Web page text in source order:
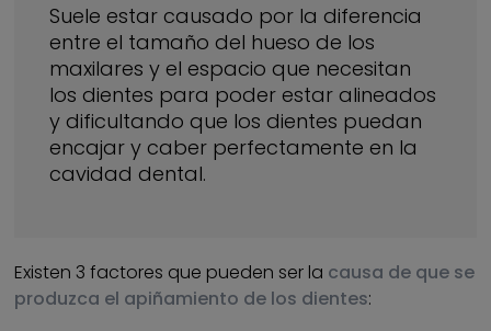
Suele estar causado por la diferencia
entre el tamaño del hueso de los
maxilares y el espacio que necesitan
los dientes para poder estar alineados
y dificultando que los dientes puedan
encajar y caber perfectamente en la
cavidad dental.
Existen 3 factores que pueden ser la causa de que se
produzca el apiñamiento de los dientes: